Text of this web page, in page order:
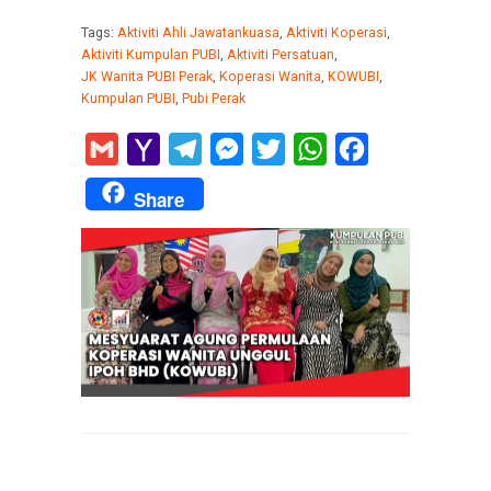
Tags: Aktiviti Ahli Jawatankuasa, Aktiviti Koperasi,
Aktiviti Kumpulan PUBI , Aktiviti Persatuan,
JK Wanita PUBI Perak, Koperasi Wanita, KOWUBI ,
Kumpulan PUBI , Pubi Perak
Gmail
Yahoo
Mail
TelegramMessenger
Twitter WhatsApp
Share